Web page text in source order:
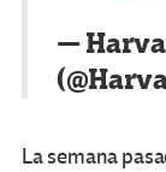
—
La semana